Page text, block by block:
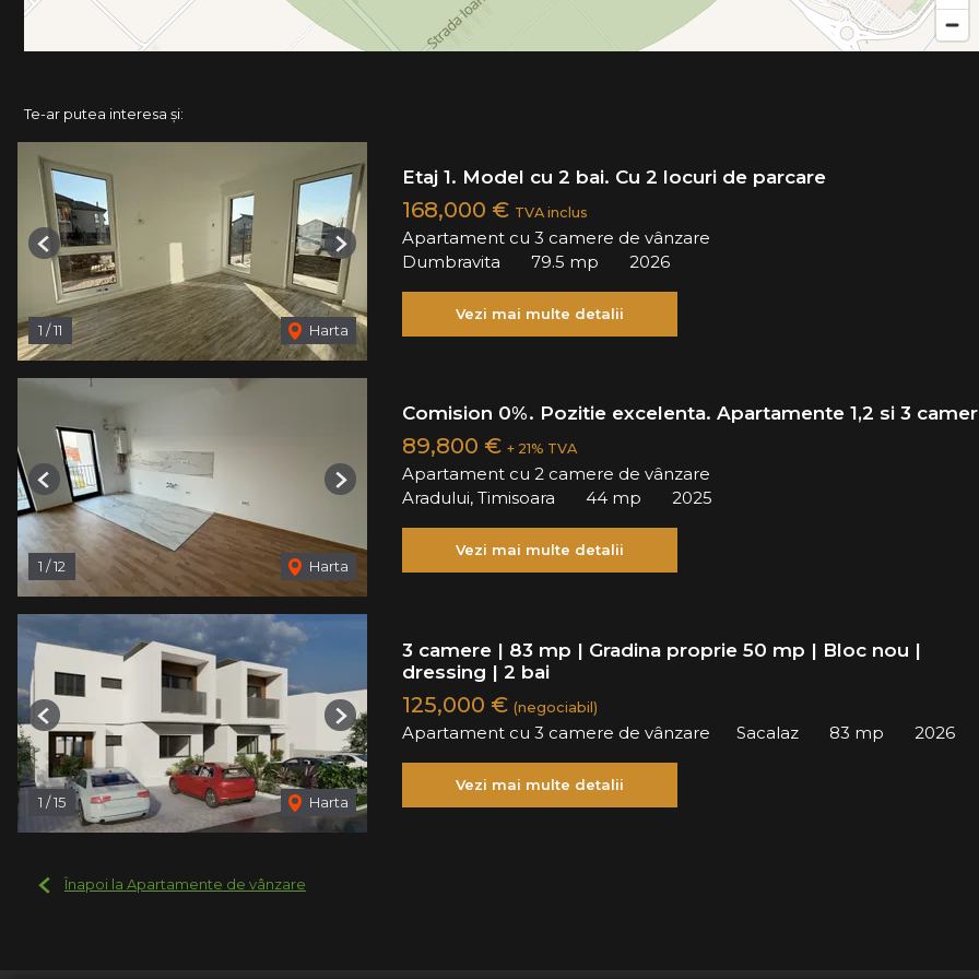
Te-ar putea interesa și:
1 /11 Harta
Previous Next
Etaj 1. Model cu 2 bai. Cu 2 locuri de parcare
168,000 € TVA inclus
Apartament cu 3 camere de vânzare
Dumbravita
79.5 mp 2026
Vezi mai multe detalii
1 /12 Harta
Previous Next
Comision 0%. Pozitie excelenta. Apartamente 1,2 si 3
89,800 € + 21% TVA
Apartament cu 2 camere de vânzare
Aradului, Timisoara
44 mp 2025
Vezi mai multe detalii
1 /15 Harta
Previous Next
3 camere | 83 mp | Gradina proprie 50 mp | Bloc nou |
dressing | 2 bai
125,000 € (negociabil)
Apartament cu 3 camere de vânzare Sacalaz 83 mp 2026
Vezi mai multe detalii
Înapoi la Apartamente de vânzare